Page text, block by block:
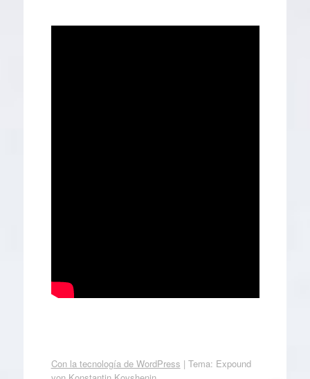
Con la tecnología de WordPress | Tema: Expound